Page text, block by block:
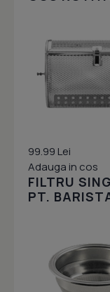
99.99 Lei
Adauga in cos
FILTRU
PT.